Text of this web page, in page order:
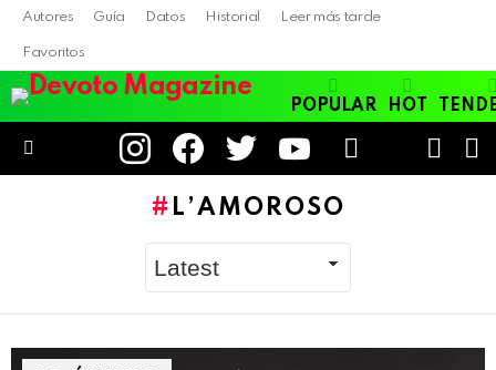
Autores Guía Datos Historial Leer más tarde
Favoritos
POPULAR HOT
instagramfacebooktwitter youtube
SKIN
L’AMOROSO